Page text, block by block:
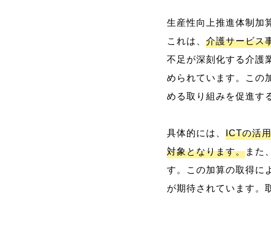
生産性向上推進体制加
これは、 介護サービス
不足が深刻化する介護
められています。この
める取り組みを促進す
具体的には、 ICTの活
対象となります。また
す。この加算の取得に